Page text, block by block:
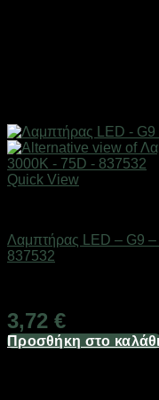
Quick View
Λαμπτήρας LED – G9
837532
3,72 €
Προσθήκη στο